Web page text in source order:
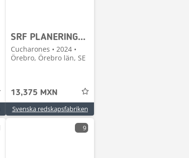
SRF PLANERINGSSKOPOR - HARDOX - STRENX
Cucharones • 2024 •
Örebro, Örebro län, SE
13,375 MXN
Svenska redskapsfabriken
9